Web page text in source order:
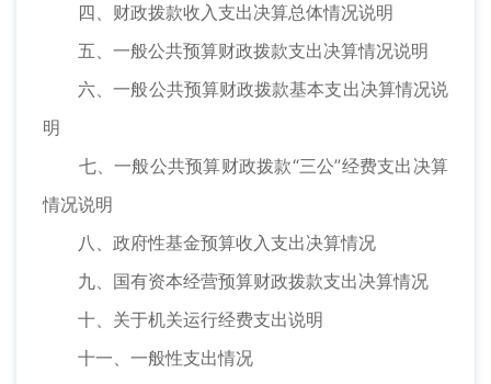
四、财政拨款收入支出决算总体情况说明
五、一般公共预算财政拨款支出决算情况说明
六、一般公共预算财政拨款基本支出决算情况说
明
七、一般公共预算财政拨款“三公”经费支出决算
情况说明
八、政府性基金预算收入支出决算情况
九、国有资本经营预算财政拨款支出决算情况
十、关于机关运行经费支出说明
十一、一般性支出情况